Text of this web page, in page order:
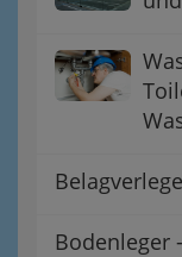
Bodenleger